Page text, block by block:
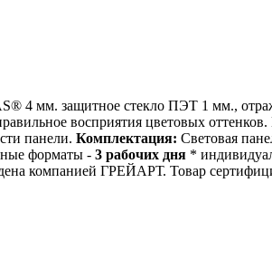
4 мм. защитное стекло ПЭТ 1 мм.,
восприятия цветовых
панели. Комплектация: Световая
форматы - 3 рабочих дня *
компанией ГРЕЙАРТ. Товар